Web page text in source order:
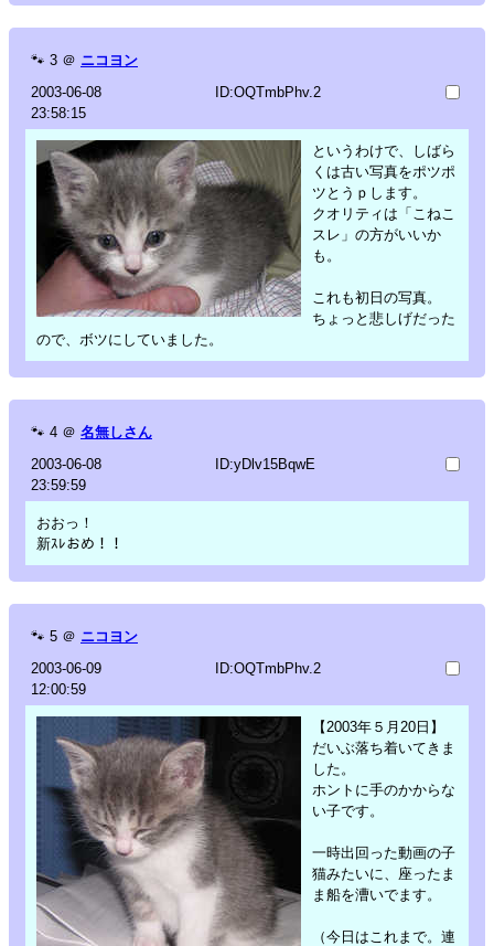
🐾 3 ＠ ニコヨン
2003-06-08
23:58:15
ID:OQTmbPhv.2
というわけで、しばら
くは古い写真をポツポ
ツとうｐします。
クオリティは「こねこ
スレ」の方がいいか
も。
これも初日の写真。
ちょっと悲しげだった
ので、ボツにしていました。
🐾 4 ＠ 名無しさん
2003-06-08
23:59:59
ID:yDlv15BqwE
おおっ！
新ｽﾚおめ！！
🐾 5 ＠ ニコヨン
2003-06-09
12:00:59
ID:OQTmbPhv.2
【2003年５月20日】
だいぶ落ち着いてきま
した。
ホントに手のかからな
い子です。
一時出回った動画の子
猫みたいに、座ったま
ま船を漕いでます。
（今日はこれまで。連